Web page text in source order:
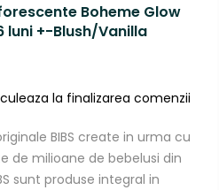
Boheme Glow
luni +-Blush/Vanilla
la finalizarea comenzii
BIBS create in urma cu
de milioane de bebelusi din
sunt produse integral in